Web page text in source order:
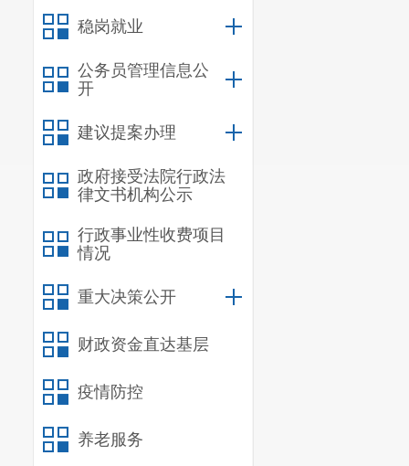
稳岗就业
公务员管理信息公
开
建议提案办理
政府接受法院行政法
律文书机构公示
行政事业性收费项目
情况
重大决策公开
财政资金直达基层
疫情防控
养老服务